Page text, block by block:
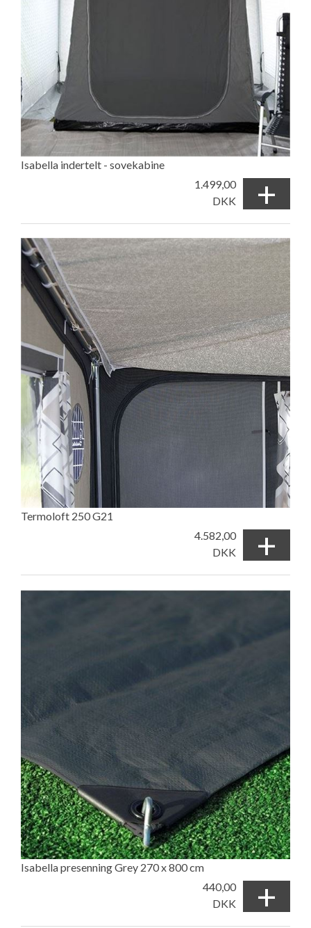
Isabella indertelt - sovekabine
1.499,00
DKK
+
Termoloft 250 G21
4.582,00
DKK
+
Isabella presenning Grey 270 x 800 cm
440,00
DKK
+